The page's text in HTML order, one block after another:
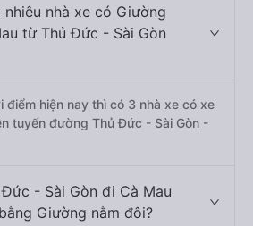
nhiêu nhà xe có Giường
từ Thủ Đức - Sài Gòn
điểm hiện nay thì có 3 nhà xe có xe
tuyến đường Thủ Đức - Sài Gòn -
- Sài Gòn đi Cà Mau
Giường nằm đôi?